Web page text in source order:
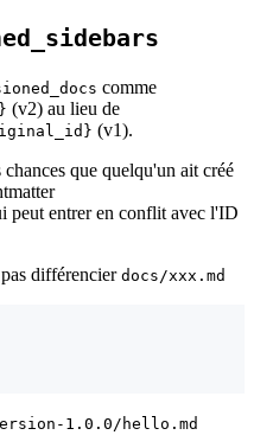
comme
(v2) au lieu de
(v1).
que quelqu'un ait créé
peut entrer en conflit avec l'ID
différencierdocs/xxx.md
1.0.0/hello.md